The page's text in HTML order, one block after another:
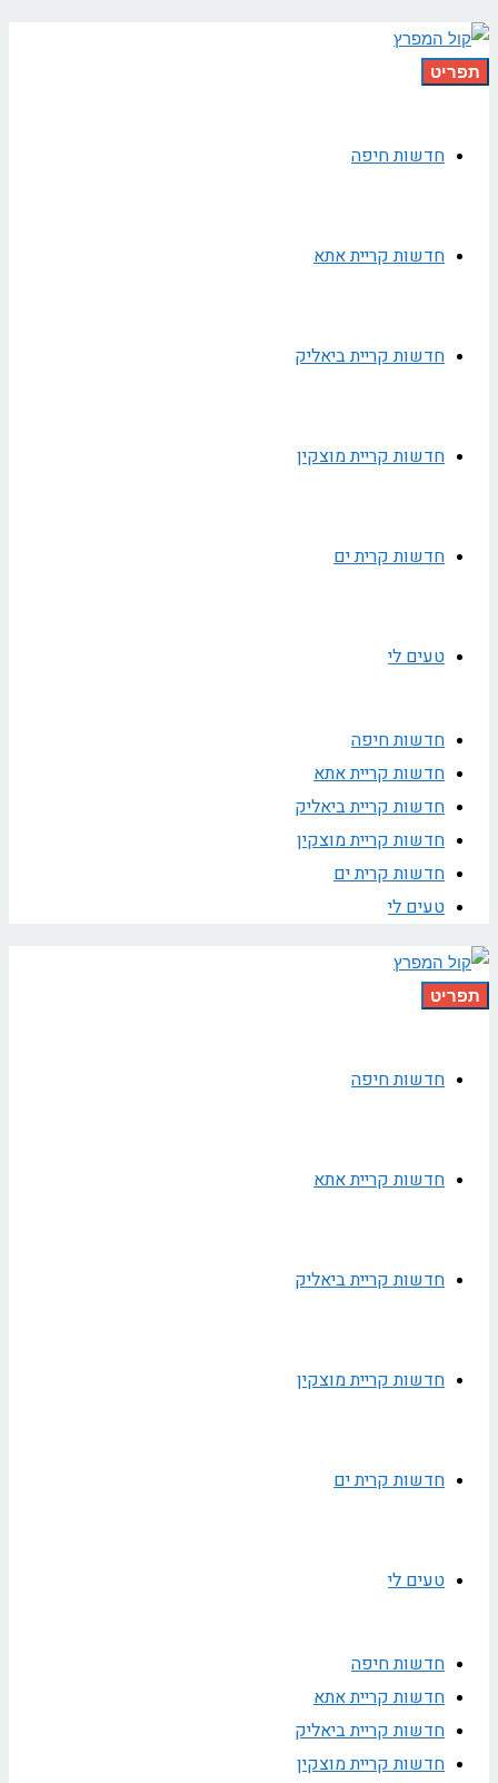
תפריט
חדשות חיפה
חדשות קריית אתא
חדשות קריית ביאליק
חדשות קריית מוצקין
חדשות קרית ים
טעים לי
חדשות חיפה
חדשות קריית אתא
חדשות קריית ביאליק
חדשות קריית מוצקין
חדשות קרית ים
טעים לי
תפריט
חדשות חיפה
חדשות קריית אתא
חדשות קריית ביאליק
חדשות קריית מוצקין
חדשות קרית ים
טעים לי
חדשות חיפה
חדשות קריית אתא
חדשות קריית ביאליק
חדשות קריית מוצקין